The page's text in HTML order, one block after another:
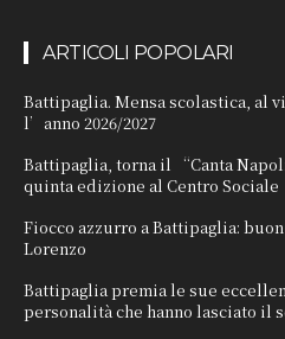
ARTICOLI POPOLARI
Battipaglia. Mensa scolastica, al
l’anno 2026/2027
Battipaglia, torna il “Canta
quinta edizione al Centro Sociale
Fiocco azzurro a Battipaglia:
Lorenzo
Battipaglia premia le sue
personalità che hanno lasciato il